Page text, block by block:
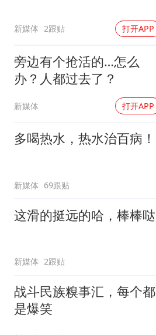
新媒体 2跟贴 打开APP
旁边有个抢活的…怎么
办？人都过去了？
新媒体 打开APP
多喝热水，热水治百病！
新媒体 69跟贴
这滑的挺远的哈，棒棒哒
新媒体 2跟贴
战斗民族糗事汇，每个都
是爆笑